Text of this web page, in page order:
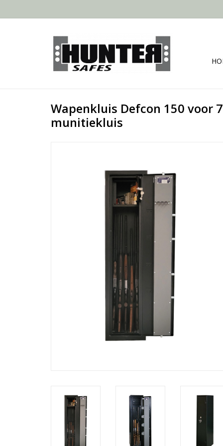
Wapenkluis Defcon 150 voor
munitiekluis